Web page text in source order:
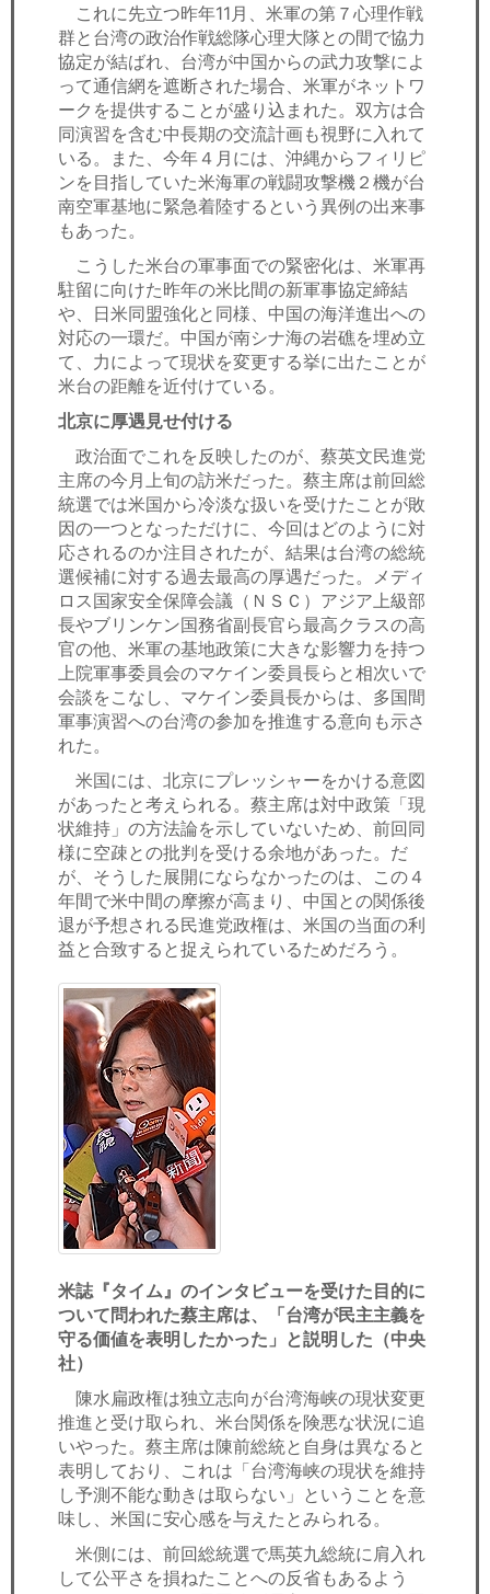
これに先立つ昨年11月、米軍の第７心理作戦
群と台湾の政治作戦総隊心理大隊との間で協力
協定が結ばれ、台湾が中国からの武力攻撃によ
って通信網を遮断された場合、米軍がネットワ
ークを提供することが盛り込まれた。双方は合
同演習を含む中長期の交流計画も視野に入れて
いる。また、今年４月には、沖縄からフィリピ
ンを目指していた米海軍の戦闘攻撃機２機が台
南空軍基地に緊急着陸するという異例の出来事
もあった。
こうした米台の軍事面での緊密化は、米軍再
駐留に向けた昨年の米比間の新軍事協定締結
や、日米同盟強化と同様、中国の海洋進出への
対応の一環だ。中国が南シナ海の岩礁を埋め立
て、力によって現状を変更する挙に出たことが
米台の距離を近付けている。
北京に厚遇見せ付ける
政治面でこれを反映したのが、蔡英文民進党
主席の今月上旬の訪米だった。蔡主席は前回総
統選では米国から冷淡な扱いを受けたことが敗
因の一つとなっただけに、今回はどのように対
応されるのか注目されたが、結果は台湾の総統
選候補に対する過去最高の厚遇だった。メディ
ロス国家安全保障会議（ＮＳＣ）アジア上級部
長やブリンケン国務省副長官ら最高クラスの高
官の他、米軍の基地政策に大きな影響力を持つ
上院軍事委員会のマケイン委員長らと相次いで
会談をこなし、マケイン委員長からは、多国間
軍事演習への台湾の参加を推進する意向も示さ
れた。
米国には、北京にプレッシャーをかける意図
があったと考えられる。蔡主席は対中政策「現
状維持」の方法論を示していないため、前回同
様に空疎との批判を受ける余地があった。だ
が、そうした展開にならなかったのは、この４
年間で米中間の摩擦が高まり、中国との関係後
退が予想される民進党政権は、米国の当面の利
益と合致すると捉えられているためだろう。
米誌『タイム』のインタビューを受けた目的に
ついて問われた蔡主席は、「台湾が民主主義を
守る価値を表明したかった」と説明した（中央
社）
陳水扁政権は独立志向が台湾海峡の現状変更
推進と受け取られ、米台関係を険悪な状況に追
いやった。蔡主席は陳前総統と自身は異なると
表明しており、これは「台湾海峡の現状を維持
し予測不能な動きは取らない」ということを意
味し、米国に安心感を与えたとみられる。
米側には、前回総統選で馬英九総統に肩入れ
して公平さを損ねたことへの反省もあるよう